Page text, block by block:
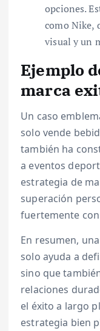
opciones.
como Nike,
visual y un
Ejemplo
marca
Un caso
solo vende
también ha
a eventos
estrategia de
superación
fuertemente
En resumen,
solo ayuda a
sino que
relaciones
el éxito a largo
estrategia bien